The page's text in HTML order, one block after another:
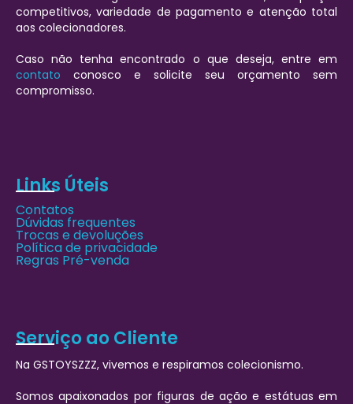
competitivos, variedade de pagamento e atenção total
aos colecionadores.
Caso não tenha encontrado o que deseja, entre em
contato conosco e solicite seu orçamento sem
compromisso.
Links Úteis
Contatos
Dúvidas frequentes
Trocas e devoluções
Política de privacidade
Regras Pré-venda
Serviço ao Cliente
Na GSTOYSZZZ, vivemos e respiramos colecionismo.
Somos apaixonados por figuras de ação e estátuas em